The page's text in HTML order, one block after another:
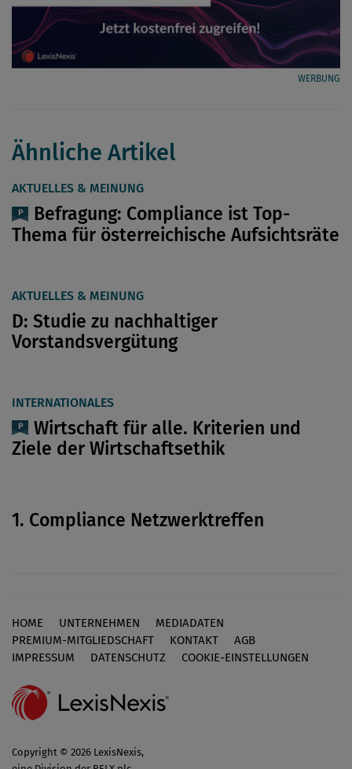
WERBUNG
Ähnliche Artikel
AKTUELLES & MEINUNG
Befragung: Compliance ist Top-
Thema für österreichische Aufsichtsräte
AKTUELLES & MEINUNG
D: Studie zu nachhaltiger
Vorstandsvergütung
INTERNATIONALES
Wirtschaft für alle. Kriterien und
Ziele der Wirtschaftsethik
1. Compliance Netzwerktreffen
Footer
HOME UNTERNEHMEN
MEDIADATEN
PREMIUM-MITGLIEDSCHAFT
KONTAKT
AGB
IMPRESSUM
DATENSCHUTZ COOKIE-EINSTELLUNGEN
Copyright © 2026 LexisNexis,